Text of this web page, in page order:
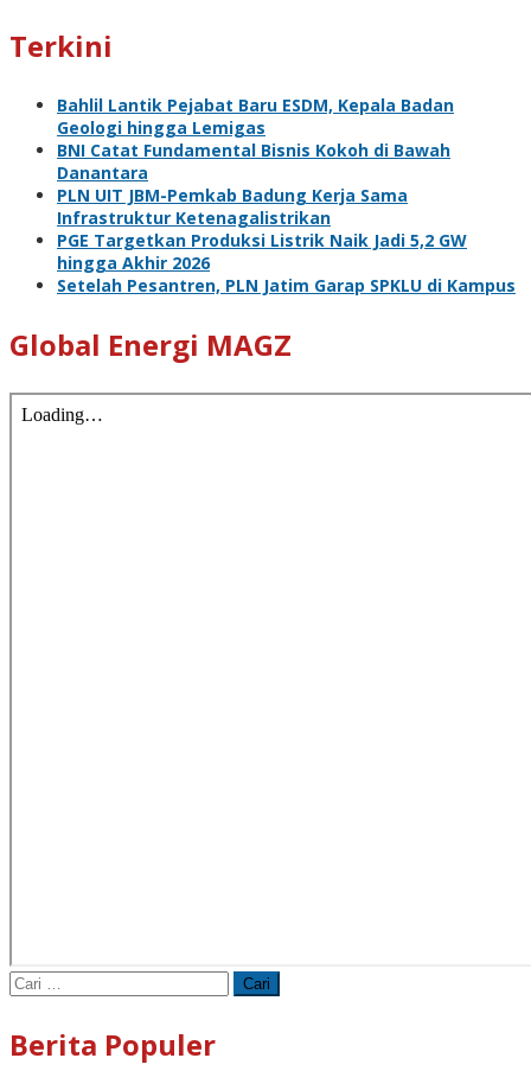
Terkini
Bahlil Lantik Pejabat Baru ESDM, Kepala Badan
Geologi hingga Lemigas
BNI Catat Fundamental Bisnis Kokoh di Bawah
Danantara
PLN UIT JBM-Pemkab Badung Kerja Sama
Infrastruktur Ketenagalistrikan
PGE Targetkan Produksi Listrik Naik Jadi 5,2 GW
hingga Akhir 2026
Setelah Pesantren, PLN Jatim Garap SPKLU di Kampus
Global Energi MAGZ
Cari
untuk:
Berita Populer